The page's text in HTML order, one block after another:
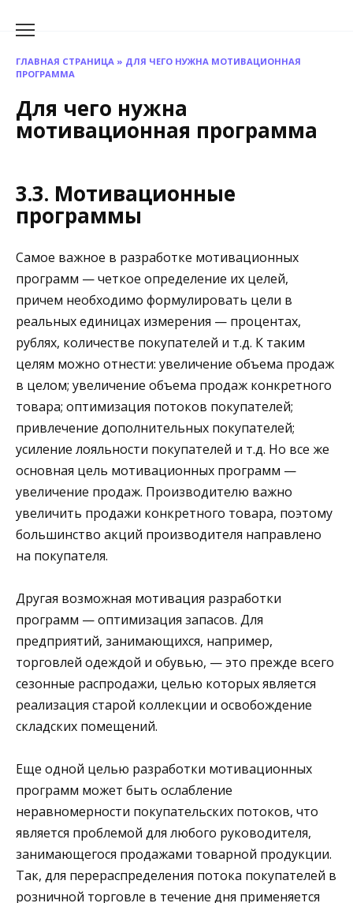
ГЛАВНАЯ СТРАНИЦА » ДЛЯ ЧЕГО НУЖНА МОТИВАЦИОННАЯ
ПРОГРАММА
Для чего нужна
мотивационная программа
3.3. Мотивационные
программы
Самое важное в разработке мотивационных
программ — четкое определение их целей,
причем необходимо формулировать цели в
реальных единицах измерения — процентах,
рублях, количестве покупателей и т.д. К таким
целям можно отнести: увеличение объема продаж
в целом; увеличение объема продаж конкретного
товара; оптимизация потоков покупателей;
привлечение дополнительных покупателей;
усиление лояльности покупателей и т.д. Но все же
основная цель мотивационных программ —
увеличение продаж. Производителю важно
увеличить продажи конкретного товара, поэтому
большинство акций производителя направлено
на покупателя.
Другая возможная мотивация разработки
программ — оптимизация запасов. Для
предприятий, занимающихся, например,
торговлей одеждой и обувью, — это прежде всего
сезонные распродажи, целью которых является
реализация старой коллекции и освобождение
складских помещений.
Еще одной целью разработки мотивационных
программ может быть ослабление
неравномерности покупательских потоков, что
является проблемой для любого руководителя,
занимающегося продажами товарной продукции.
Так, для перераспределения потока покупателей в
розничной торговле в течение дня применяется